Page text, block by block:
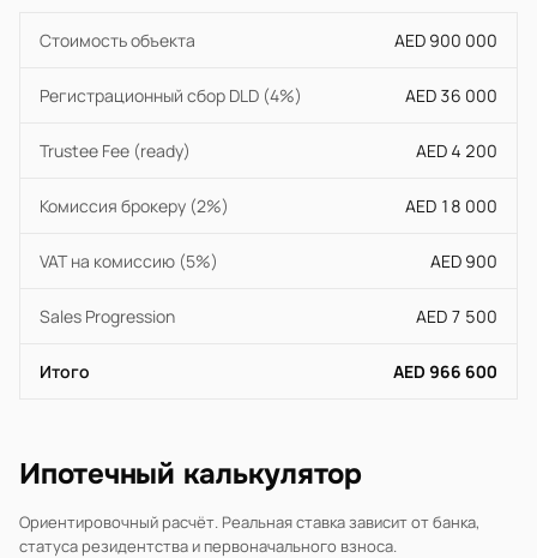
Стоимость объекта AED 900 000
Регистрационный сбор DLD (4%) AED 36 000
Trustee Fee (ready) AED 4 200
Комиссия брокеру (2%) AED 18 000
VAT на комиссию (5%) AED 900
Sales Progression AED 7 500
Итого AED 966 600
Ипотечный калькулятор
Ориентировочный расчёт. Реальная ставка зависит от банка,
статуса резидентства и первоначального взноса.